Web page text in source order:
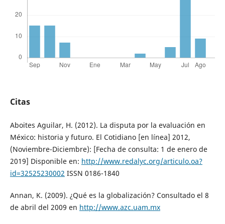
Citas
Aboites Aguilar, H. (2012). La disputa por la evaluación en
México: historia y futuro. El Cotidiano [en línea] 2012,
(Noviembre-Diciembre): [Fecha de consulta: 1 de enero de
2019] Disponible en: http://www.redalyc.org/articulo.oa?
id=32525230002 ISSN 0186-1840
Annan, K. (2009). ¿Qué es la globalización? Consultado el 8
de abril del 2009 en http://www.azc.uam.mx